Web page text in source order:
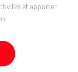
et apporter